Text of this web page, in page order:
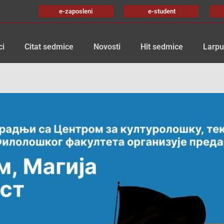
e-zaposleni e-student
Citat sedmice Novosti Hit sedmice